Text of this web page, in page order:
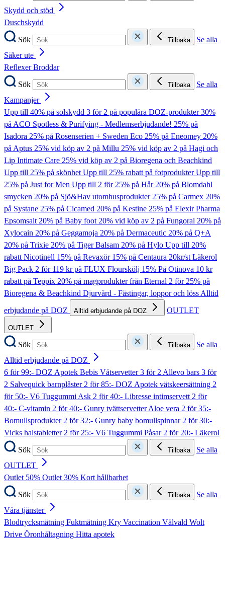
Skydd och stöd
Duschskydd
Sök
Tillbaka
Se alla
Säker ute
ReflexerBroddar
Sök
Tillbaka
Se alla
Kampanjer
Upp till 40% på solskydd 3 för 2 på populära DOZ-produkter30%
på ACO Spotless & Purifying - Medlemserbjudande! 25% på
Isadora 25% på Rosenserien + Sweden Eco 25% på Eneomey 20%
på Aptus 25% vid köp av 2 på Millu 25% vid köp av 2 på Hagi och
Lip Intimate Care 25% vid köp av 2 på Bioregena och Beachkind
Upp till 25% på skönhetUpp till 25% rabatt på fotprodukterUpp till
25% på Just for Men Upp till 2 för 25% på Hår20% på Blomdahl
smycken 20% på Sjö&Hav utomhusprodukter25% på Carmex 20%
på Systane 25% på Cicamed 20% på Kestine 25% på Elexir Pharma
Epsomsalt20% på Baby foot20% vid köp av 2 på Fungoral 20% på
Xylocain 20% på Geggamoja 20% på Dermaceutic 20% på Q+A
20% på Trixie 20% på Tiger Balsam 20% på Hylo Upp till 20%
rabatt Nicotinell 15% på Revaxör 15% på Centaura 20kr/st Läkerol
Big Pack 2 för 119 kr på FLUX Flourskölj 15% På Otinova 10 kr
rabatt på Teppix 20% på magprodukter från Eternal 2 för 25% på
Bioregena & Beachkind Djurvård - Fästingar, loppor och lössAlltid
erbjudande på DOZ
Alltid erbjudande på DOZ OUTLET
OUTLET
Sök Tillbaka
Se alla
Alltid erbjudande på DOZ
6 för 99:- DOZ Apotek Bebis Våtservetter3 för 2 Allevo bars 3 för
2 Salvequick barnplåster2 för 85:- DOZ Apotek vätskeersättning 2
för 50:- V6 Tuggummi Ask 2 för 40:- Libresse intimservett2 för
40:- C-vitamin 2 för 40:- Gunry tvättservetter Aloe vera 2 för 35:-
Bomullsprodukter2 för 32:- Gunry baby bomullspinnar2 för 30:-
Vicks halstabletter2 för 25:- V6 Tuggummi Påsar2 för 20:- Läkerol
Sök
Tillbaka
Se alla
OUTLET
Outlet 50% Outlet 30% Kort hållbarhet
Sök
Tillbaka
Se alla
Våra tjänster
Blodtrycksmätning Fuktmätning Kry Vaccination Välvald Wolt
Drive Öronhåltagning Hitta apotek